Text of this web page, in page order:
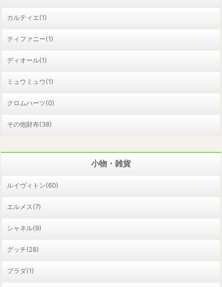
カルティエ(1)
ティファニー(1)
ディオール(1)
ミュウミュウ(1)
クロムハーツ(0)
その他財布(38)
小物・雑貨
ルイヴィトン(60)
エルメス(7)
シャネル(9)
グッチ(28)
プラダ(1)